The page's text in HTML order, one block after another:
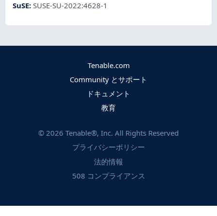
SuSE:SUSE-SU-2022:4628-1
Tenable.com
Community とサポート
ドキュメント
教育
© 2026 Tenable®, Inc. All Rights Reserved
プライバシーポリシー
法的情報
508 コンプライアンス